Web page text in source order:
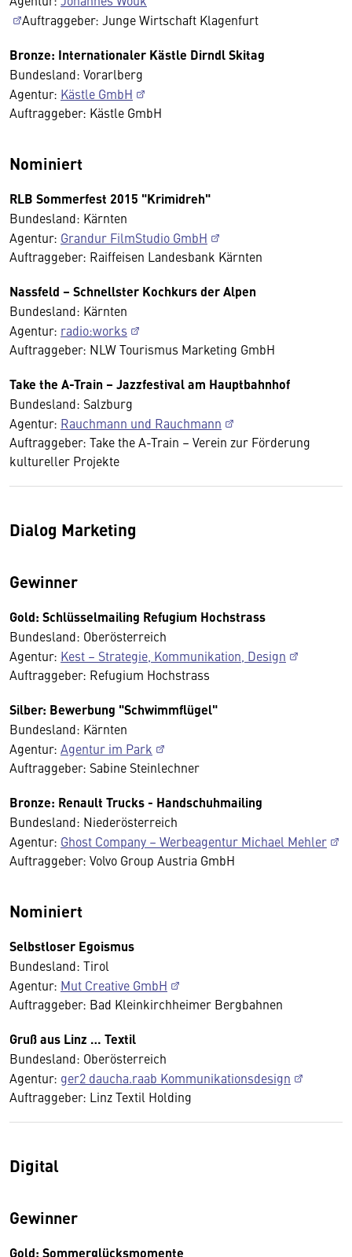
Auftraggeber: Junge Wirtschaft Klagenfurt
Bronze: Internationaler Kästle Dirndl Skitag
Bundesland: Vorarlberg
Agentur: Kästle GmbH
Auftraggeber: Kästle GmbH
Nominiert
RLB Sommerfest 2015 "Krimidreh"
Bundesland: Kärnten
Agentur: Grandur FilmStudio GmbH
Auftraggeber: Raiffeisen Landesbank Kärnten
Nassfeld – Schnellster Kochkurs der Alpen
Bundesland: Kärnten
Agentur: radio:works
Auftraggeber: NLW Tourismus Marketing GmbH
Take the A-Train – Jazzfestival am Hauptbahnhof
Bundesland: Salzburg
Agentur: Rauchmann und Rauchmann
Auftraggeber: Take the A-Train – Verein zur Förderung
kultureller Projekte
Dialog Marketing
Gewinner
Gold: Schlüsselmailing Refugium Hochstrass
Bundesland: Oberösterreich
Agentur: Kest – Strategie, Kommunikation, Design
Auftraggeber: Refugium Hochstrass
Silber: Bewerbung "Schwimmflügel"
Bundesland: Kärnten
Agentur: Agentur im Park
Auftraggeber: Sabine Steinlechner
Bronze: Renault Trucks - Handschuhmailing
Bundesland: Niederösterreich
Agentur: Ghost Company – Werbeagentur Michael Mehler
Auftraggeber: Volvo Group Austria GmbH
Nominiert
Selbstloser Egoismus
Bundesland: Tirol
Agentur: Mut Creative GmbH
Auftraggeber: Bad Kleinkirchheimer Bergbahnen
Gruß aus Linz … Textil
Bundesland: Oberösterreich
Agentur: ger2 daucha.raab Kommunikationsdesign
Auftraggeber: Linz Textil Holding
Digital
Gewinner
Gold: Sommerglücksmomente